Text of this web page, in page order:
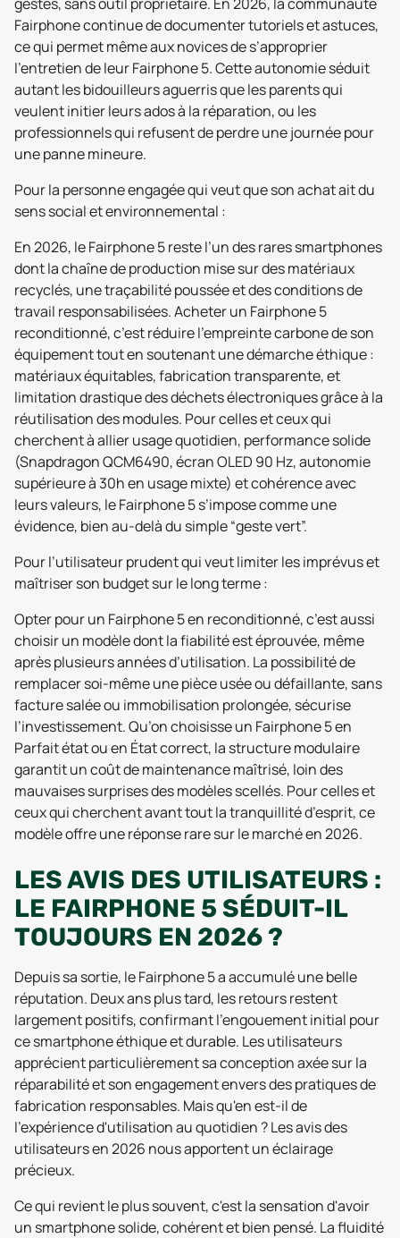
Fairphone continue de documenter tutoriels et astuces,
ce qui permet même aux novices de s’approprier
l’entretien de leur Fairphone 5. Cette autonomie séduit
autant les bidouilleurs aguerris que les parents qui
veulent initier leurs ados à la réparation, ou les
professionnels qui refusent de perdre une journée pour
une panne mineure.
Pour la personne engagée qui veut que son achat ait du
sens social et environnemental :
En 2026, le Fairphone 5 reste l’un des rares smartphones
dont la chaîne de production mise sur des matériaux
recyclés, une traçabilité poussée et des conditions de
travail responsabilisées. Acheter un Fairphone 5
reconditionné, c’est réduire l’empreinte carbone de son
équipement tout en soutenant une démarche éthique :
matériaux équitables, fabrication transparente, et
limitation drastique des déchets électroniques grâce à la
réutilisation des modules. Pour celles et ceux qui
cherchent à allier usage quotidien, performance solide
(Snapdragon QCM6490, écran OLED 90 Hz, autonomie
supérieure à 30h en usage mixte) et cohérence avec
leurs valeurs, le Fairphone 5 s’impose comme une
évidence, bien au-delà du simple “geste vert”.
Pour l’utilisateur prudent qui veut limiter les imprévus et
maîtriser son budget sur le long terme :
Opter pour un Fairphone 5 en reconditionné, c’est aussi
choisir un modèle dont la fiabilité est éprouvée, même
après plusieurs années d’utilisation. La possibilité de
remplacer soi-même une pièce usée ou défaillante, sans
facture salée ou immobilisation prolongée, sécurise
l’investissement. Qu’on choisisse un Fairphone 5 en
Parfait état ou en État correct, la structure modulaire
garantit un coût de maintenance maîtrisé, loin des
mauvaises surprises des modèles scellés. Pour celles et
ceux qui cherchent avant tout la tranquillité d’esprit, ce
modèle offre une réponse rare sur le marché en 2026.
LES AVIS DES UTILISATEURS :
LE FAIRPHONE 5 SÉDUIT-IL
TOUJOURS EN 2026 ?
Depuis sa sortie, le Fairphone 5 a accumulé une belle
réputation. Deux ans plus tard, les retours restent
largement positifs, confirmant l'engouement initial pour
ce smartphone éthique et durable. Les utilisateurs
apprécient particulièrement sa conception axée sur la
réparabilité et son engagement envers des pratiques de
fabrication responsables. Mais qu'en est-il de
l'expérience d'utilisation au quotidien ? Les avis des
utilisateurs en 2026 nous apportent un éclairage
précieux.
Ce qui revient le plus souvent, c'est la sensation d'avoir
un smartphone solide, cohérent et bien pensé. La fluidité